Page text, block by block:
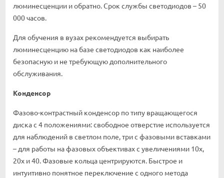
люминесценции и обратно. Срок службы светодиодов – 50
000 часов.
Для обучения в вузах рекомендуется выбирать
люминесценцию на базе светодиодов как наиболее
безопасную и не требующую дополнительного
обслуживания.
Конденсор
Фазово-контрастный конденсор по типу вращающегося
диска с 4 положениями: свободное отверстие используется
для наблюдений в светлом поле, три с фазовыми вставками
– для работы на фазовых объективах с увеличениями 10х,
20х и 40. Фазовые кольца центрируются. Быстрое и
интуитивно понятное переключение с одного метода